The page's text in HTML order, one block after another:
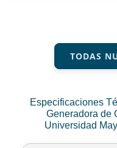
TODAS
Especificaciones
Generadora de
Universidad